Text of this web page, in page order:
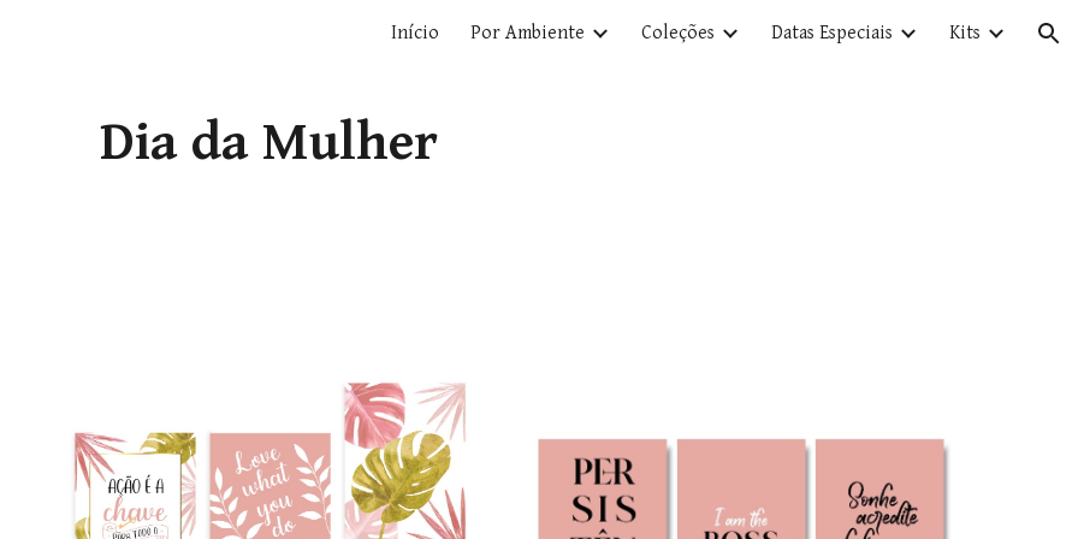
Skip to navigation
Início Por Ambiente Coleções Datas Especiais Kits
Dia da Mulher